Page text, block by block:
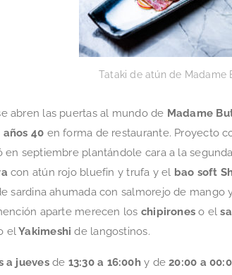
Tataki de atún de Madame
abren las puertas al mundo de Madame
40 en forma de restaurante. Proyecto
en septiembre plantándole cara a la
con atún rojo bluefin y trufa y el bao soft
sardina ahumada con salmorejo de
aparte merecen los chipironeso el
elYakimeshi de langostinos.
a juevesde 13:30 a 16:00hy de20:00 a